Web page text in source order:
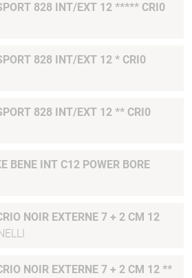
CHOKE BENE SPORT 828 INT/EXT 12 ***** CRI0
CHOKE BENE SPORT 828 INT/EXT 12 * CRI0
CHOKE BENE SPORT 828 INT/EXT 12 ** CRI0
CLEF DE CHOKE BENE INT C12 POWER BORE